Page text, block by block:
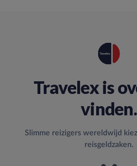
Travelex is
vinden.
Slimme reizigers wereldwijd
reisgeldzaken.